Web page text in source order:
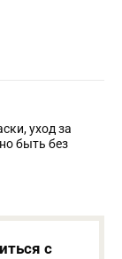
уход за
быть без
с